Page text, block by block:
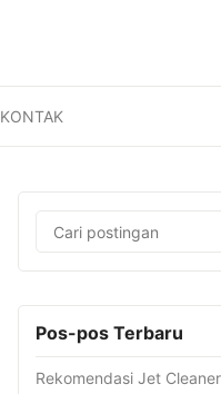
KONTAK
Pos-pos Terbaru
Rekomendasi Jet